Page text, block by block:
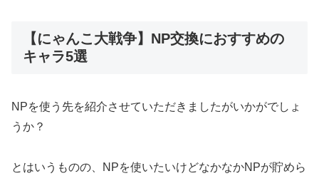
【にゃんこ大戦争】NP交換におすすめの
キャラ5選
NPを使う先を紹介させていただきましたがいかがでしょ
うか？
とはいうものの、NPを使いたいけどなかなかNPが貯めら